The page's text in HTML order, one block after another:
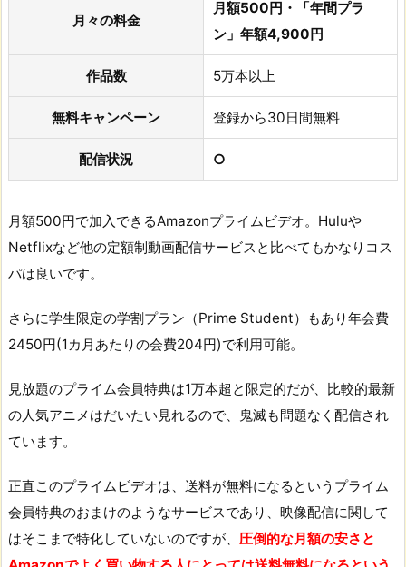
月々の料金
月額500円・「年間プラ
ン」年額4,900円
作品数 5万本以上
無料キャンペーン 登録から30日間無料
配信状況 ○
月額500円で加入できるAmazonプライムビデオ。Huluや
Netflixなど他の定額制動画配信サービスと比べてもかなりコス
パは良いです。
さらに学生限定の学割プラン（Prime Student）もあり年会費
2450円(1カ月あたりの会費204円)で利用可能。
見放題のプライム会員特典は1万本超と限定的だが、比較的最新
の人気アニメはだいたい見れるので、鬼滅も問題なく配信され
ています。
正直このプライムビデオは、送料が無料になるというプライム
会員特典のおまけのようなサービスであり、映像配信に関して
はそこまで特化していないのですが、 圧倒的な月額の安さと